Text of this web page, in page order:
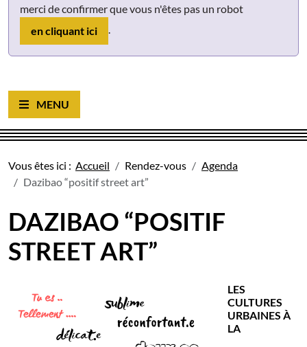
merci de confirmer que vous n'êtes pas un robot
en cliquant ici
.
Ouvrir le menu
Vous êtes ici : Accueil Rendez-vous
Agenda
Dazibao “positif street art”
DAZIBAO “POSITIF
STREET ART”
LES
CULTURES
URBAINES À
LA